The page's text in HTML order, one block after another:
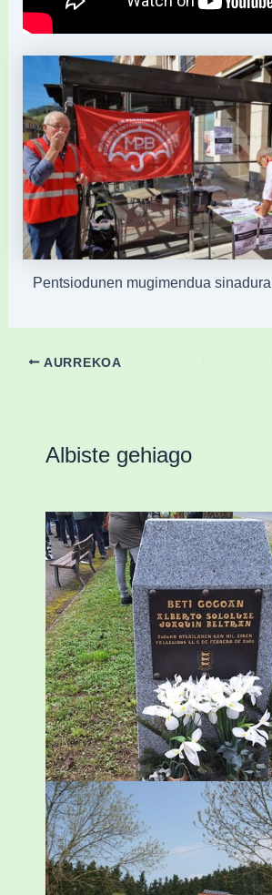
Pentsiodunen mugimendua
AURREKOA
Albiste gehiago
«Azkenengo 40 urteetan
ingurumen-hondamendirik
ESKUALDEA,ZALDIBAR/2024-02-06